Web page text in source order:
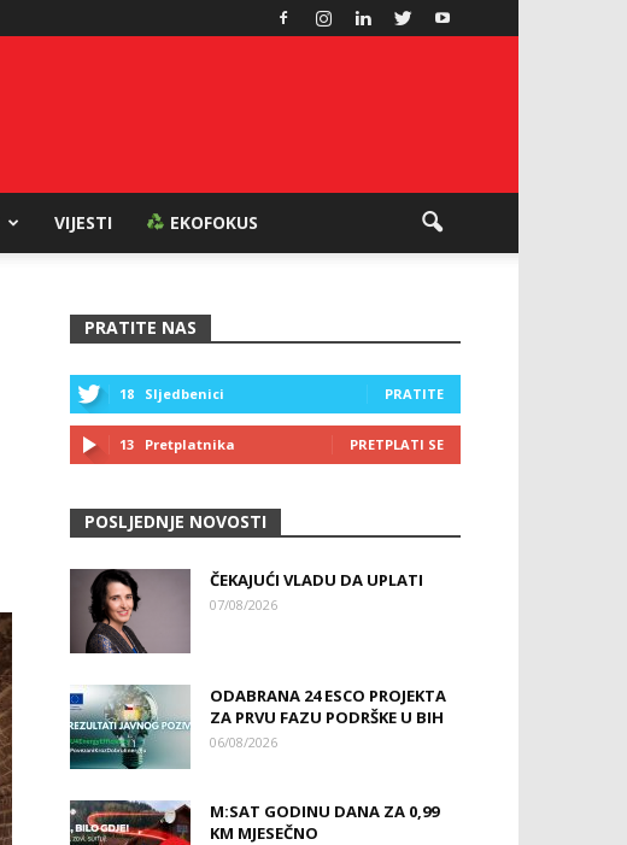
VIJESTI EKOFOKUS
PRATITE NAS
18 Sljedbenici PRATITE
13 Pretplatnika PRETPLATI SE
POSLJEDNJE NOVOSTI
ČEKAJUĆI VLADU DA UPLATI
07/08/2026
ODABRANA 24 ESCO PROJEKTA
ZA PRVU FAZU PODRŠKE U BIH
06/08/2026
M:SAT GODINU DANA ZA 0,99
KM MJESEČNO